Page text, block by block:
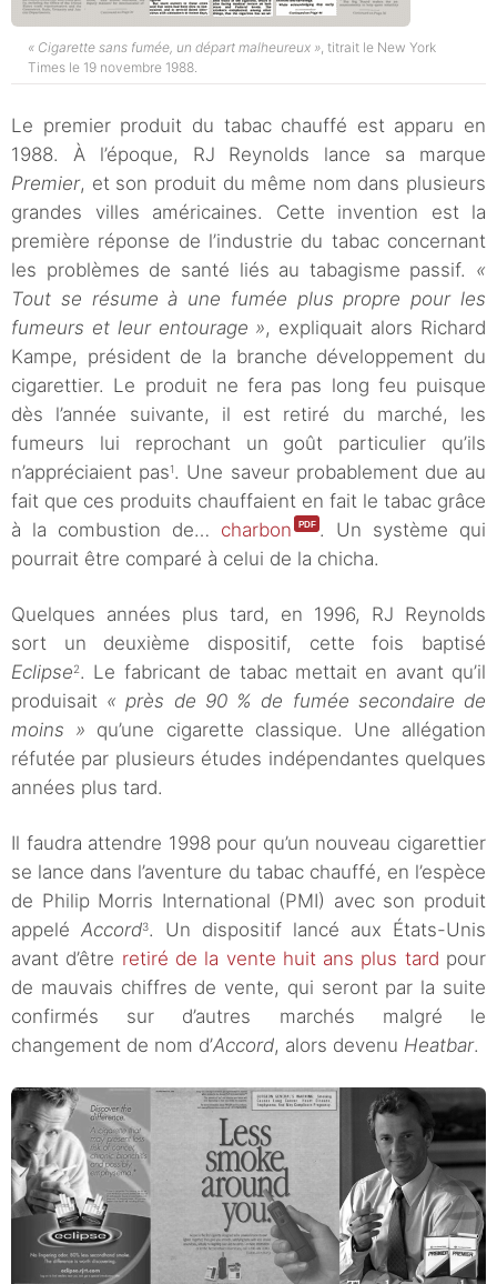
« Cigarette sans fumée, un départ malheureux » , titrait le New York
Times le 19 novembre 1988.
Le premier produit du tabac chauffé est apparu en
1988. À l’époque, RJ Reynolds lance sa marque
Premier, et son produit du même nom dans plusieurs
grandes villes américaines. Cette invention est la
première réponse de l’industrie du tabac concernant
les problèmes de santé liés au tabagisme passif. «
Tout se résume à une fumée plus propre pour les
fumeurs et leur entourage », expliquait alors Richard
Kampe, président de la branche développement du
cigarettier. Le produit ne fera pas long feu puisque
dès l’année suivante, il est retiré du marché, les
fumeurs lui reprochant un goût particulier qu’ils
n’appréciaient pas1. Une saveur probablement due au
fait que ces produits chauffaient en fait le tabac grâce
à la combustion de… charbon
. Un système qui
pourrait être comparé à celui de la chicha.
Quelques années plus tard, en 1996, RJ Reynolds
sort un deuxième dispositif, cette fois baptisé
Eclipse2. Le fabricant de tabac mettait en avant qu’il
produisait « près de 90 % de fumée secondaire de
moins » qu’une cigarette classique. Une allégation
réfutée par plusieurs études indépendantes quelques
années plus tard.
Il faudra attendre 1998 pour qu’un nouveau cigarettier
se lance dans l’aventure du tabac chauffé, en l’espèce
de Philip Morris International (PMI) avec son produit
appelé Accord3. Un dispositif lancé aux États-Unis
avant d’être retiré de la vente huit ans plus tard pour
de mauvais chiffres de vente, qui seront par la suite
confirmés sur d’autres marchés malgré le
changement de nom d’Accord, alors devenu Heatbar.